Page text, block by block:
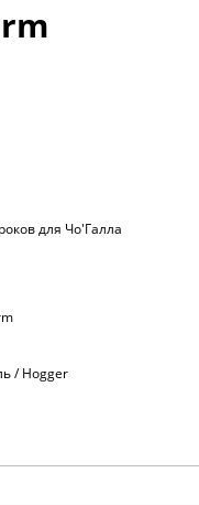
для Чо'Галла
/ Hogger